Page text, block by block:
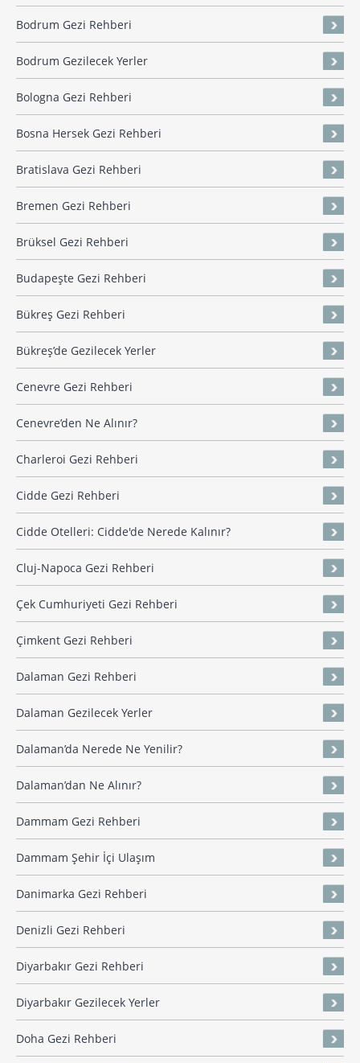
Bodrum Gezi Rehberi
Bodrum Gezilecek Yerler
Bologna Gezi Rehberi
Bosna Hersek Gezi Rehberi
Bratislava Gezi Rehberi
Bremen Gezi Rehberi
Brüksel Gezi Rehberi
Budapeşte Gezi Rehberi
Bükreş Gezi Rehberi
Bükreş’de Gezilecek Yerler
Cenevre Gezi Rehberi
Cenevre’den Ne Alınır?
Charleroi Gezi Rehberi
Cidde Gezi Rehberi
Cidde Otelleri: Cidde'de Nerede Kalınır?
Cluj-Napoca Gezi Rehberi
Çek Cumhuriyeti Gezi Rehberi
Çimkent Gezi Rehberi
Dalaman Gezi Rehberi
Dalaman Gezilecek Yerler
Dalaman’da Nerede Ne Yenilir?
Dalaman’dan Ne Alınır?
Dammam Gezi Rehberi
Dammam Şehir İçi Ulaşım
Danimarka Gezi Rehberi
Denizli Gezi Rehberi
Diyarbakır Gezi Rehberi
Diyarbakır Gezilecek Yerler
Doha Gezi Rehberi